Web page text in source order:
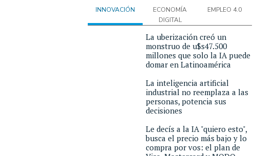
INNOVACIÓN
ECONOMÍA
DIGITAL
EMPLEO 4.0
La uberización creó un
monstruo de u$s47.500
millones que solo la IA puede
domar en Latinoamérica
La inteligencia artificial
industrial no reemplaza a las
personas, potencia sus
decisiones
Le decís a la IA "quiero esto",
busca el precio más bajo y lo
compra por vos: el plan de